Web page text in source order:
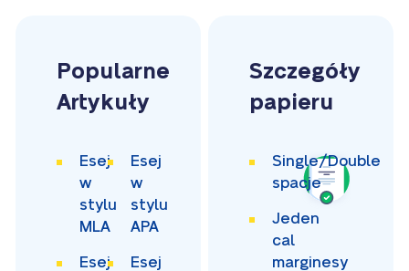
Popularne
Artykuły
Esej
w
stylu
MLA
Esej
w
stylu
APA
Esej
Esej
Szczegóły
papieru
Single/Double
spacje
Jeden
cal
marginesy